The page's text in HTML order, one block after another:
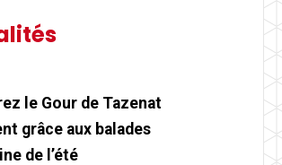
le Gour de Tazenat
grâce aux balades
de l’été